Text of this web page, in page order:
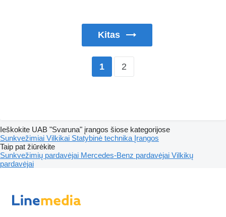
Kitas
1 2
Ieškokite UAB "Svaruna" įrangos šiose kategorijose
Sunkvežimiai Vilkikai Statybinė technika Įrangos
Taip pat žiūrėkite
Sunkvežimių pardavėjai Mercedes-Benz pardavėjai Vilkikų
pardavėjai